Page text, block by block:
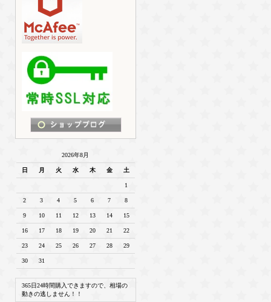
2026年8月
日 月 火 水 木 金 土
1
2 3 4 5 6 7 8
9 10 11 12 13 14 15
16 17 18 19 20 21 22
23 24 25 26 27 28 29
30 31
365日24時間購入できますので、相場の
動きの逃しません！！